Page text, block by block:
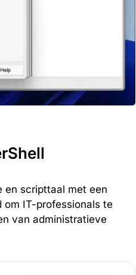
en scripttaal met een
IT-professionals te
van administratieve